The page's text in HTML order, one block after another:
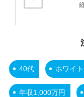
40代 ホワイ
年収1,000万円